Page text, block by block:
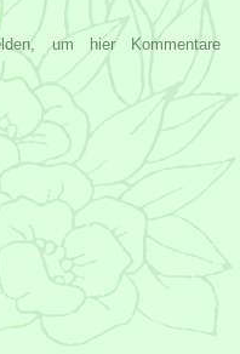
um hier Kommentare